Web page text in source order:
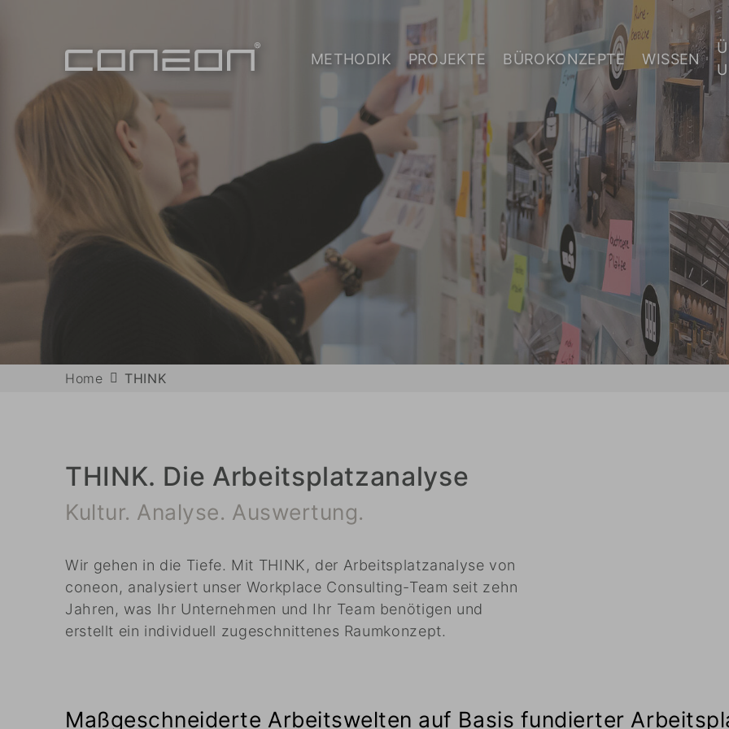
METHODIK PROJEKTE BÜROKONZEPTE WISSEN
Home THINK
THINK. Die Arbeitsplatzanalyse
Kultur. Analyse. Auswertung.
Wir gehen in die Tiefe. Mit THINK, der Arbeitsplatzanalyse von
coneon, analysiert unser Workplace Consulting-Team seit zehn
Jahren, was Ihr Unternehmen und Ihr Team benötigen und
erstellt ein individuell zugeschnittenes Raumkonzept.
Maßgeschneiderte Arbeitswelten auf Basis fundierter